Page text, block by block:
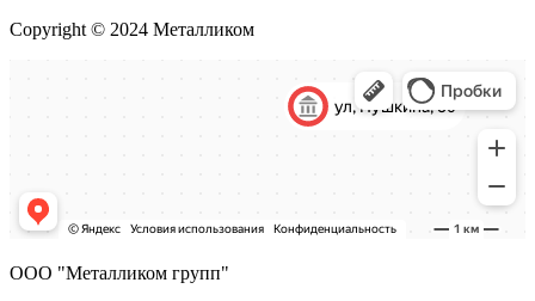
Copyright © 2024 Металликом
ООО "Металликом групп"